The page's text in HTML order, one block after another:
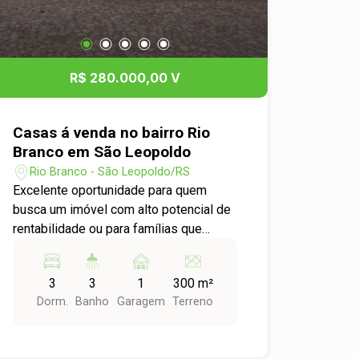
imóvel sofisticado, funcional e pronto
para viver momentos especiais.
Agende sua visita e venha conhecer
seu novo lar!
R$ 280.000,00 V
Casas á venda no bairro Rio
Branco em São Leopoldo
Rio Branco - São Leopoldo/RS
Excelente oportunidade para quem
busca um imóvel com alto potencial de
rentabilidade ou para famílias que
conta com três casas independentes
no mesmo pátio, oferecendo
versatilidade para moradia própria,
3
Dorm.
3
Banho
1
Garagem
300 m²
Terreno